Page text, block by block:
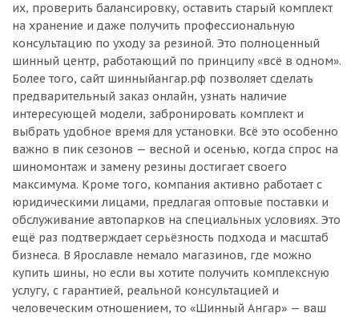
их, проверить балансировку, оставить старый комплект
на хранение и даже получить профессиональную
консультацию по уходу за резиной. Это полноценный
шинный центр, работающий по принципу «всё в одном».
Более того, сайт шинныйангар.рф позволяет сделать
предварительный заказ онлайн, узнать наличие
интересующей модели, забронировать комплект и
выбрать удобное время для установки. Всё это особенно
важно в пик сезонов — весной и осенью, когда спрос на
шиномонтаж и замену резины достигает своего
максимума. Кроме того, компания активно работает с
юридическими лицами, предлагая оптовые поставки и
обслуживание автопарков на специальных условиях. Это
ещё раз подтверждает серьёзность подхода и масштаб
бизнеса. В Ярославле немало магазинов, где можно
купить шины, но если вы хотите получить комплексную
услугу, с гарантией, реальной консультацией и
человеческим отношением, то «Шинный Ангар» — ваш